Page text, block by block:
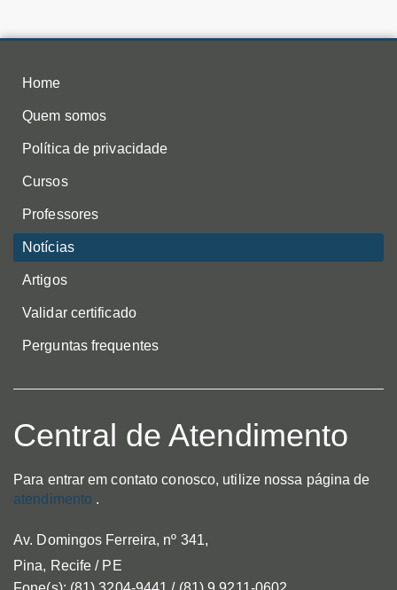
Home
Quem somos
Política de privacidade
Cursos
Professores
Notícias
Artigos
Validar certificado
Perguntas frequentes
Central de Atendimento
Para entrar em contato conosco, utilize nossa página de
atendimento .
Av. Domingos Ferreira, nº 341,
Pina, Recife / PE